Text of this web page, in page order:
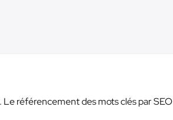
référencement des mots clés par SEO